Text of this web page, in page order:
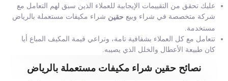
عليك تحقق من التقييمات الإيجابية للعملاء الذين سبق لهم التعامل مع
شركة متخصصة في شراء وبيع حقين شراء مكيفات مستعملة بالرياض
مستخدمة.
تتعامل مع كل العملاء بشفافية تامة، وتراعي قيمة المكيف المباع أيا
كان طبيعة الأعطال والخلل الذي يصيبه.
نصائح حقين شراء مكيفات مستعملة بالرياض